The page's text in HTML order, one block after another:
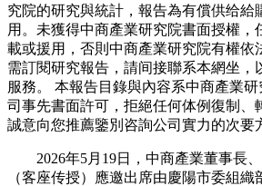
究院的研究與統計，報告為有償供给給
用。未獲得中商產業研究院書面授權，
載或援用，否則中商產業研究院有權依
需訂閱研究報告，請间接聯系本網坐，
服務。 本報告目錄與內容系中商產業
司事先書面許可，拒絕任何体例復制、
誠意向您推薦鑒別咨詢公司實力的次要
2026年5月19日，中商產業董事長、
（客座传授）應邀出席由慶陽市委組織